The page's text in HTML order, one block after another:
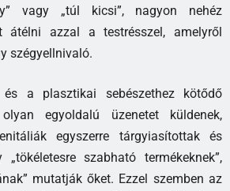
vagy „túl kicsi”, nagyon nehéz
átélni azzal a testrésszel, amelyről
szégyellnivaló.
a plasztikai sebészethez kötődő
egyoldalú üzenetet küldenek,
egyszerre tárgyiasítottak és
szabható termékeknek”,
mutatják őket. Ezzel szemben az